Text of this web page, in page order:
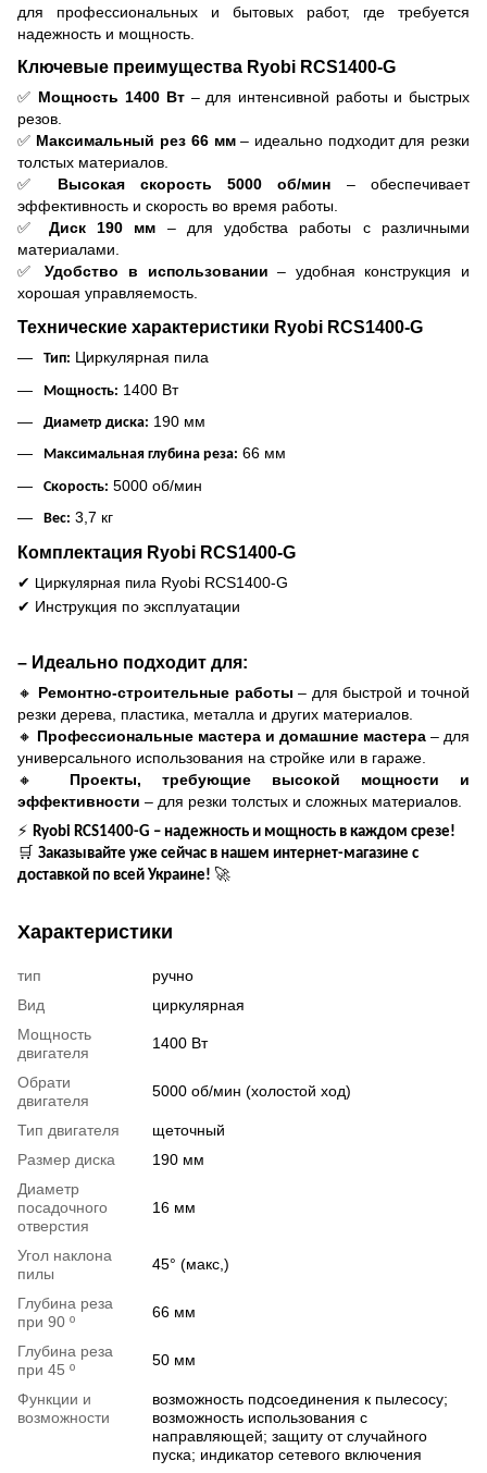
для профессиональных и бытовых работ, где требуется
надежность и мощность.
Ключевые преимущества Ryobi RCS1400-G
✅ Мощность 1400 Вт– для интенсивной работы и быстрых
резов.
✅ Максимальный рез 66 мм– идеально подходит для резки
толстых материалов.
✅ Высокая скорость 5000 об/мин – обеспечивает
эффективность и скорость во время работы.
✅ Диск 190 мм – для удобства работы с различными
материалами.
✅Удобство в использовании – удобная конструкция и
хорошая управляемость.
Технические характеристики Ryobi RCS1400-G
Тип: Циркулярная пила
Мощность: 1400 Вт
Диаметр диска: 190 мм
Максимальная глубина реза: 66 мм
Скорость: 5000 об/мин
Вес: 3,7 кг
Комплектация Ryobi RCS1400-G
✔ Циркулярная пила Ryobi RCS1400-G
✔ Инструкция по эксплуатации
– Идеально подходит для:
🔸 Ремонтно-строительные работы – для быстрой и точной
резки дерева, пластика, металла и других материалов.
🔸 Профессиональные мастера и домашние мастера – для
универсального использования на стройке или в гараже.
🔸 Проекты, требующие высокой мощности и
эффективности – для резки толстых и сложных материалов.
⚡ Ryobi RCS1400-G – надежность и мощность в каждом срезе!
🛒 Заказывайте уже сейчас в нашем интернет-магазине с
доставкой по всей Украине! 🚀
Характеристики
тип
ручно
Вид
циркулярная
Мощность
двигателя
1400 Вт
Обрати
двигателя
5000 об/мин (холостой ход)
Тип двигателя
щеточный
Размер диска
190 мм
Диаметр
посадочного
отверстия
16 мм
Угол наклона
пилы
45° (макс,)
Глубина реза
при 90 º
66 мм
Глубина реза
при 45 º
50 мм
Функции и
возможности
возможность подсоединения к пылесосу;
возможность использования с
направляющей; защиту от случайного
пуска; индикатор сетевого включения